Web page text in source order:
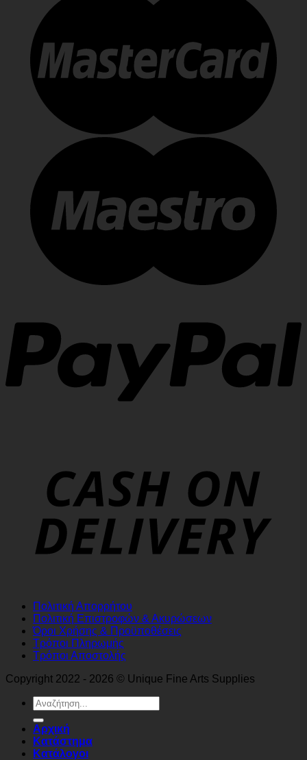
Πολιτική Απορρήτου
Πολιτική Επιστροφών & Ακυρώσεων
Όροι Χρήσης & Προϋποθέσεις
Τρόποι Πληρωμής
Τρόποι Αποστολής
Copyright 2022 - 2026 © Unique Fine Arts Supplies
Search
for:
Αρχική
Κατάστημα
Κατάλογοι